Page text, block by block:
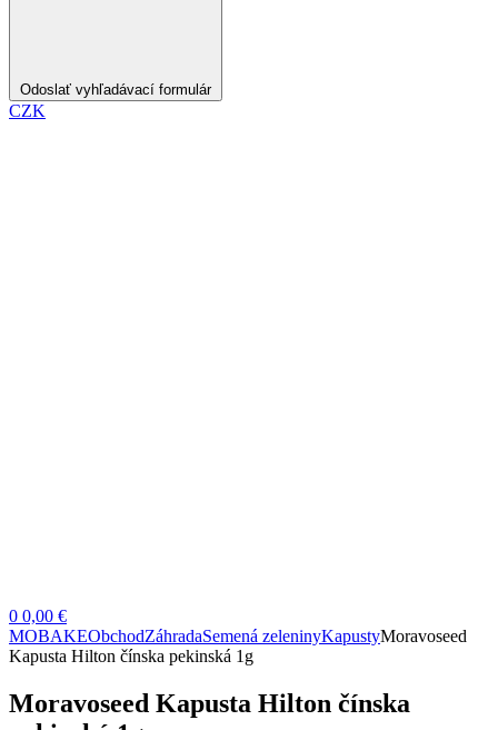
Odoslať vyhľadávací formulár
CZK
0 0,00 €
MOBAKEObchodZáhradaSemená zeleninyKapustyMoravoseed
Kapusta Hilton čínska pekinská 1g
Moravoseed Kapusta Hilton čínska